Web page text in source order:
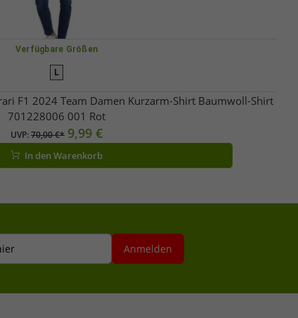
Verfügbare Größen
L
F1 2024 Team Damen Kurzarm-Shirt Baumwoll-Shirt
701228006 001 Rot
UVP:70,00 €* 9,99 €
In den Warenkorb
Anmelden